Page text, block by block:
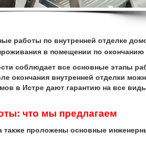
работы по внутренней отделке
в помещении по
соблюдает все основные этапы
внутренней отделки
в Истре дают гарантию на все
что мы предлагаем
проложены основные